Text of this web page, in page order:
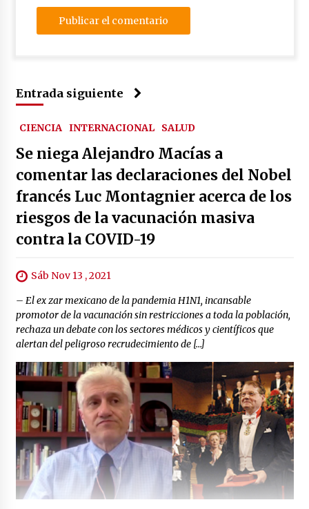
Entrada siguiente
CIENCIA INTERNACIONAL SALUD
Se niega Alejandro Macías a
comentar las declaraciones del Nobel
francés Luc Montagnier acerca de los
riesgos de la vacunación masiva
contra la COVID-19
Sáb Nov 13 , 2021
– El ex zar mexicano de la pandemia H1N1, incansable
promotor de la vacunación sin restricciones a toda la población,
rechaza un debate con los sectores médicos y científicos que
alertan del peligroso recrudecimiento de […]